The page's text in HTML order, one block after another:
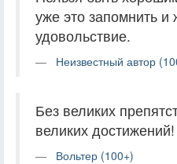
уже это запомнить и
удовольствие.
Неизвестный автор
Без великих
великих достижений!
Вольтер (100+)